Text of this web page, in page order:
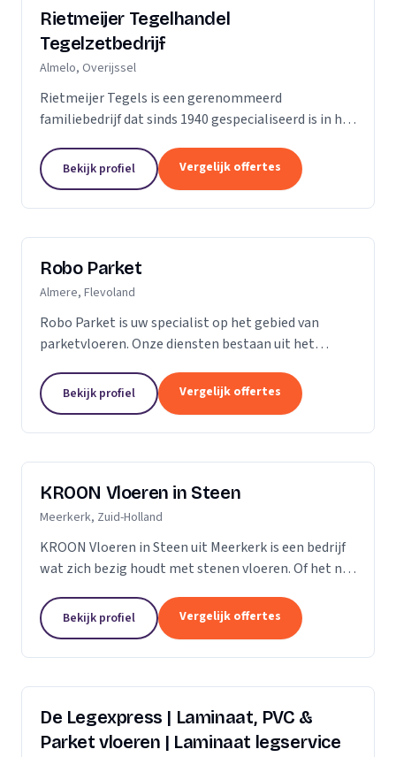
Rietmeijer Tegelhandel
Tegelzetbedrijf
Almelo, Overijssel
Rietmeijer Tegels is een gerenommeerd
familiebedrijf dat sinds 1940 gespecialiseerd is in het
Met een rijke geschiedenis en een passie voor...
Bekijk profiel Vergelijk offertes
Robo Parket
Almere, Flevoland
Robo Parket is uw specialist op het gebied van
parketvloeren. Onze diensten bestaan uit het
parketvloeren. Voor ons is elke parketvloer uniek en
verdient daarom...
Bekijk profiel Vergelijk offertes
KROON Vloeren in Steen
Meerkerk, Zuid-Holland
KROON Vloeren in Steen uit Meerkerk is een bedrijf
wat zich bezig houdt met stenen vloeren. Of het nu
tegelzetters, vloerverwarming, onderhoud,...
Bekijk profiel Vergelijk offertes
De Legexpress | Laminaat, PVC &
Parket vloeren | Laminaat legservice